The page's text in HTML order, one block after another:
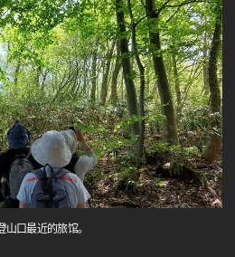
口最近的旅馆。